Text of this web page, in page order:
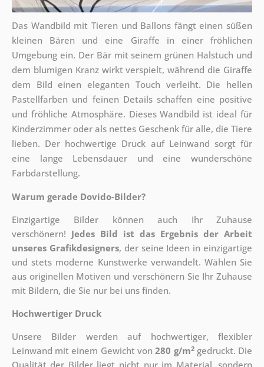
Das Wandbild mit Tieren und Ballons fängt einen süßen
kleinen Bären und eine Giraffe in einer fröhlichen
Umgebung ein. Der Bär mit seinem grünen Halstuch und
dem blumigen Kranz wirkt verspielt, während die Giraffe
dem Bild einen eleganten Touch verleiht. Die hellen
Pastellfarben und feinen Details schaffen eine positive
und fröhliche Atmosphäre. Dieses Wandbild ist ideal für
Kinderzimmer oder als nettes Geschenk für alle, die Tiere
lieben. Der hochwertige Druck auf Leinwand sorgt für
eine lange Lebensdauer und eine wunderschöne
Farbdarstellung.
Warum gerade Dovido-Bilder?
Einzigartige Bilder können auch Ihr Zuhause
verschönern! Jedes Bild ist das Ergebnis der Arbeit
unseres Grafikdesigners, der seine Ideen in einzigartige
und stets moderne Kunstwerke verwandelt. Wählen Sie
aus originellen Motiven und verschönern Sie Ihr Zuhause
mit Bildern, die Sie nur bei uns finden.
Hochwertiger Druck
Unsere Bilder werden auf hochwertiger, flexibler
Leinwand mit einem Gewicht von280 g/m2gedruckt. Die